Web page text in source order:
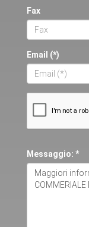
Fax
Email (*)
Messaggio: *